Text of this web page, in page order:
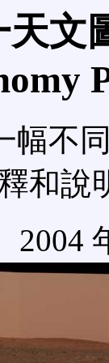
天文
幅不
和說
2004